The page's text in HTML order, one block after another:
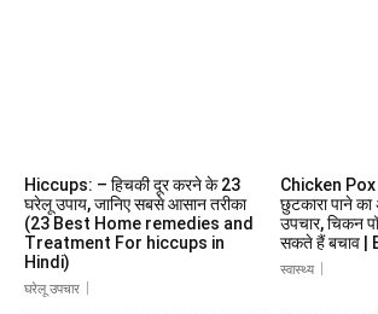
Hiccups: – हिचकी दूर करने के 23
घरेलू उपाय, जानिए सबसे आसान तरीका
(23 Best Home remedies and
Treatment For hiccups in
Hindi)
घरेलू उपचार
Chicken Pox
छुटकारा पाने
उपचार, चिकन
सकते हैं बचाव |
स्वास्थ्य